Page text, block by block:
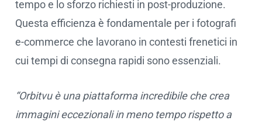
tempo e lo sforzo richiesti in post-produzione.
Questa efficienza è fondamentale per i fotografi
e-commerce che lavorano in contesti frenetici in
cui tempi di consegna rapidi sono essenziali.
“Orbitvu è una piattaforma incredibile che crea
immagini eccezionali in meno tempo rispetto a